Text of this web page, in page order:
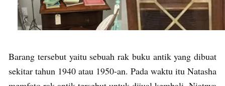
Barang tersebut yaitu sebuah rak buku antik yang dibuat
sekitar tahun 1940 atau 1950-an. Pada waktu itu Natasha